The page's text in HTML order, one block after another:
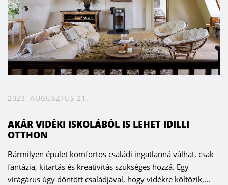
2023. AUGUSZTUS 21.
AKÁR VIDÉKI ISKOLÁBÓL IS LEHET IDILLI
OTTHON
Bármilyen épület komfortos családi ingatlanná válhat, csak
fantázia, kitartás és kreativitás szükséges hozzá. Egy
virágárus úgy döntött családjával, hogy vidékre költözik,...